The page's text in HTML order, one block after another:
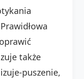
także
puszenie,